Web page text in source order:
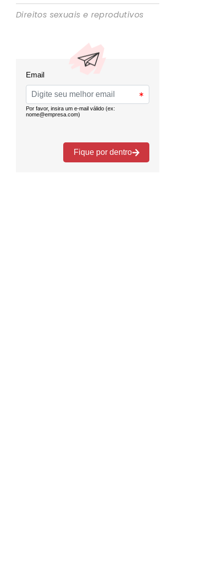
Direitos sexuais e reprodutivos